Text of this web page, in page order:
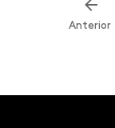
Anterior